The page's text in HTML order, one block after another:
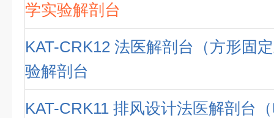
学实验解剖台
KAT-CRK12 法医解剖台（方形固
验解剖台
KAT-CRK11 排风设计法医解剖台